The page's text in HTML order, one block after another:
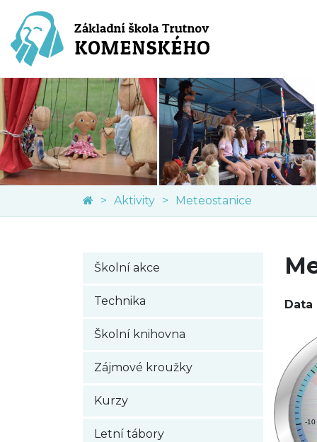
Aktivity Meteostanice
Školní akce
Technika
Školní knihovna
Zájmové kroužky
Kurzy
Letní tábory